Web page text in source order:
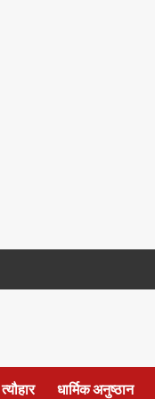
त्यौहार धार्मिक अनुष्ठान